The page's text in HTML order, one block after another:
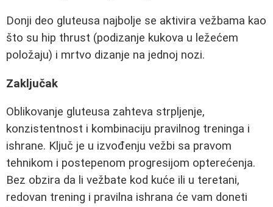
Donji deo gluteusa najbolje se aktivira vežbama kao
što su hip thrust (podizanje kukova u ležećem
položaju) i mrtvo dizanje na jednoj nozi.
Zaključak
Oblikovanje gluteusa zahteva strpljenje,
konzistentnost i kombinaciju pravilnog treninga i
ishrane. Ključ je u izvođenju vežbi sa pravom
tehnikom i postepenom progresijom opterećenja.
Bez obzira da li vežbate kod kuće ili u teretani,
redovan trening i pravilna ishrana će vam doneti